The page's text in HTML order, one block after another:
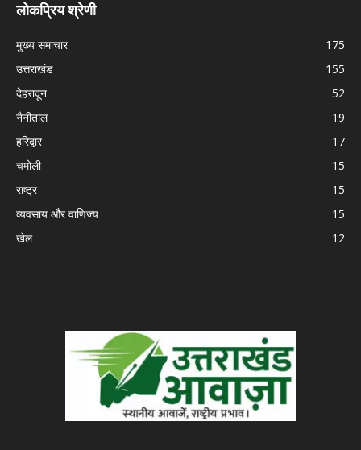
लोकप्रिय श्रेणी
मुख्य समाचार
175
उत्तराखंड
155
देहरादून
52
नैनीताल
19
हरिद्वार
17
चमोली
15
राष्ट्र
15
व्यवसाय और वाणिज्य
15
खेल
12